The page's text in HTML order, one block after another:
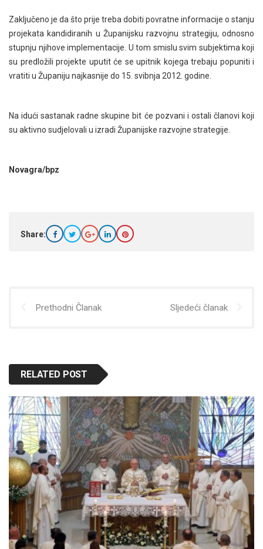
Zaključeno je da što prije treba dobiti povratne informacije o stanju
projekata kandidiranih u Županijsku razvojnu strategiju, odnosno
stupnju njihove implementacije. U tom smislu svim subjektima koji
su predložili projekte uputit će se upitnik kojega trebaju popuniti i
vratiti u Županiju najkasnije do 15. svibnja 2012. godine.
Na idući sastanak radne skupine bit će pozvani i ostali članovi koji
su aktivno sudjelovali u izradi Županijske razvojne strategije.
Novagra/bpz
Share:
Prethodni Članak Sljedeći članak
RELATED POST